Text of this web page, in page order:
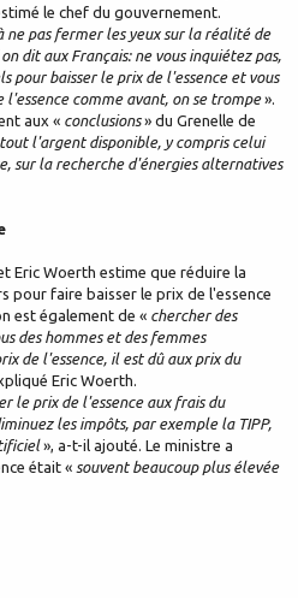
le chef du gouvernement.
pas fermer les yeux sur la réalité de
on dit aux Français: ne vous inquiétez pas,
pour baisser le prix de l'essence et vous
l'essence comme avant, on se trompe».
aux « conclusions» du Grenelle de
l'argent disponible, y compris celui
sur la recherche d'énergies alternatives
Eric Woerth estime que réduire la
pour faire baisser le prix de l'essence
est également de « chercher des
des hommes et des femmes
de l'essence, il est dû aux prix du
Eric Woerth.
le prix de l'essence aux frais du
les impôts, par exemple la TIPP,
», a-t-il ajouté. Le ministre a
était « souvent beaucoup plus élevée